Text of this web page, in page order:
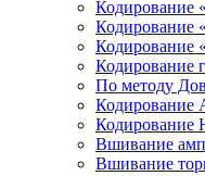
Кодирование
Кодирование
Кодирование
Кодирование
По методу
Кодирование
Кодирование
Вшивание
Вшивание